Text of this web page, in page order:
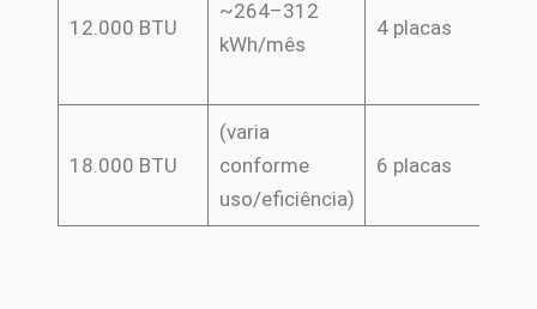
12.000 BTU
~264–312
kWh/mês
4 placas
18.000 BTU
(varia
conforme
uso/eficiência)
6 placas